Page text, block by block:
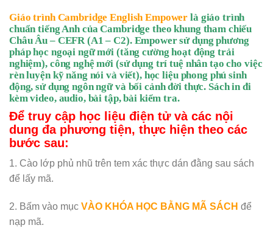
Giáo trình Cambridge English Empower là giáo trình
chuẩn tiếng Anh của Cambridge theo khung tham chiếu
Châu Âu – CEFR (A1 – C2). Empower sử dụng phương
pháp học ngoại ngữ mới (tăng cường hoạt động trải
nghiệm), công nghệ mới (sử dụng trí tuệ nhân tạo cho việc
rèn luyện kỹ năng nói và viết), học liệu phong phú sinh
động, sử dụng ngôn ngữ và bối cảnh đời thực. Sách in đi
kèm video, audio, bài tập, bài kiểm tra.
Để truy cập học liệu điện tử và các nội
dung đa phương tiện, thực hiện theo các
bước sau:
1. Cào lớp phủ nhũ trên tem xác thực dán đằng sau sách
để lấy mã.
2. Bấm vào mục VÀO KHÓA HỌC BẰNG MÃ SÁCH để
nạp mã.